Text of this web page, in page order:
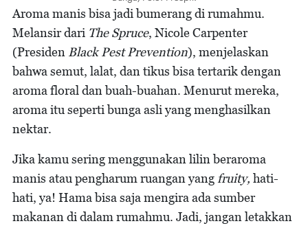
Aroma manis bisa jadi bumerang di rumahmu.
Melansir dari The Spruce, Nicole Carpenter
(Presiden Black Pest Prevention), menjelaskan
bahwa semut, lalat, dan tikus bisa tertarik dengan
aroma floral dan buah-buahan. Menurut mereka,
aroma itu seperti bunga asli yang menghasilkan
nektar.
Jika kamu sering menggunakan lilin beraroma
manis atau pengharum ruangan yang fruity, hati-
hati, ya! Hama bisa saja mengira ada sumber
makanan di dalam rumahmu. Jadi, jangan letakkan